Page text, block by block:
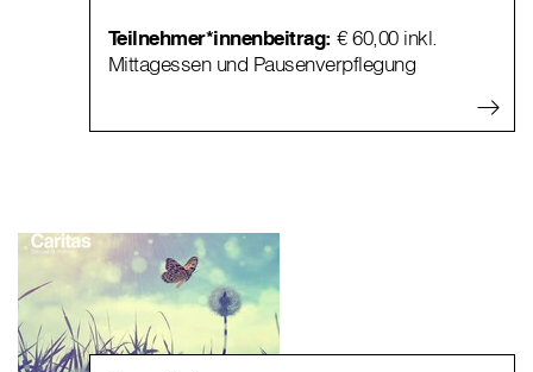
Teilnehmer*innenbeitrag:€ 60,00 inkl.
Mittagessen und Pausenverpflegung